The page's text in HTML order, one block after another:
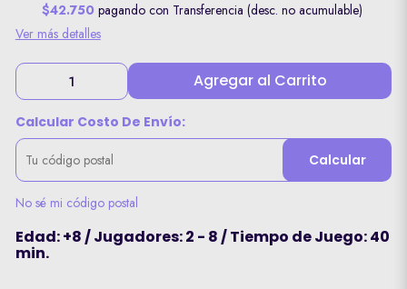
$42.750 pagando con Transferencia (desc. no acumulable)
Ver más detalles
Agregar al Carrito
Calcular Costo De Envío:
Calcular
No sé mi código postal
Edad: +8 / Jugadores: 2 - 8 / Tiempo de Juego: 40
min.